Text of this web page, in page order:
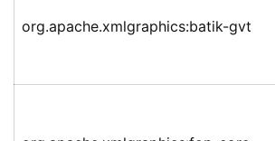
org.apache.xmlgraphics:batik-gvt